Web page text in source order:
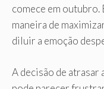
comece em outubro.
maneira de
diluir a emoção
A decisão de atrasar